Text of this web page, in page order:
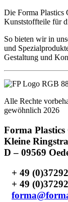
Die Forma Plastics
Kunststoffteile für
So bieten wir in
und
Gestaltung und
Alle Rechte
gewöhnlich 2026
Forma
Kleine
D – 09569
+ 49
+ 49